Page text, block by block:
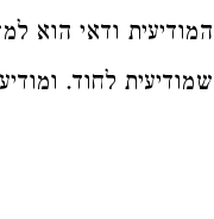
המודיעית ודאי הוא
שמודיעית לחוד.